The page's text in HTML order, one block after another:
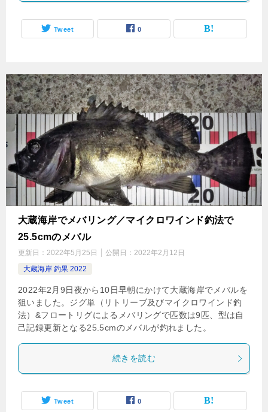
Tweet 0
大蔵海岸でメバリング／マイクロワインド釣法で
25.5cmのメバル
更新日： 2022年5月25日 公開日： 2022年2月12日
大蔵海岸 釣果 2022
2022年2月9日夜から10日早朝にかけて大蔵海岸でメバルを
狙いました。ジグ単（リトリーブ及びマイクロワインド釣
法）&フロートリグによるメバリングで匹数は9匹、型は自
己記録更新となる25.5cmのメバルが釣れました。
続きを読む
Tweet 0